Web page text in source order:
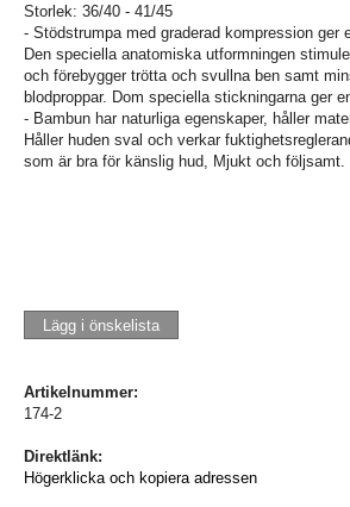
Storlek: 36/40 - 41/45
- Stödstrumpa med graderad kompression ger
Den speciella anatomiska utformningen
och förebygger trötta och svullna ben samt
blodproppar. Dom speciella stickningarna ger
- Bambun har naturliga egenskaper, håller
Håller huden sval och verkar
som är bra för känslig hud, Mjukt och följsamt.
Lägg i önskelista
Artikelnummer:
174-2
Direktlänk:
Högerklicka och kopiera adressen